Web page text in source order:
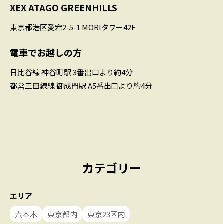
XEX ATAGO GREENHILLS
東京都港区愛宕2-5-1 MORIタワー42F
電車でお越しの方
日比谷線 神谷町駅 3番出口より約4分
都営三田線線 御成門駅 A5番出口より約4分
カテゴリー
エリア
六本木
東京都内 東京23区内